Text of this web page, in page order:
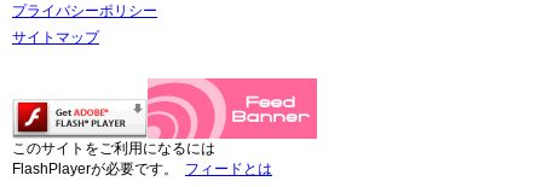
プライバシーポリシー
サイトマップ
このサイトをご利用になるには
FlashPlayerが必要です。 フィードとは